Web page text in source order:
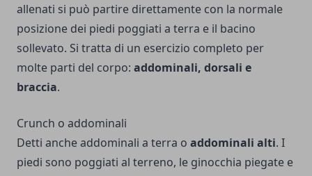
allenati si può partire direttamente con la normale
posizione dei piedi poggiati a terra e il bacino
sollevato. Si tratta di un esercizio completo per
molte parti del corpo: addominali, dorsali e
braccia.
Crunch o addominali
Detti anche addominali a terra o addominali alti. I
piedi sono poggiati al terreno, le ginocchia piegate e